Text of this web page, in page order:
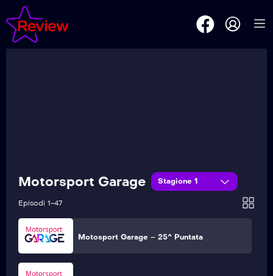
Motorsport Garage Stagione 1
Episodi 1-47
Motosport Garage – 30^ Puntata
Motosport Garage – 26^ Puntata
Motosport Garage – 25^ Puntata